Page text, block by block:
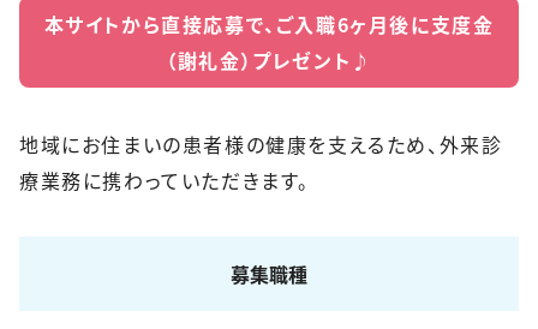
本サイトから直接応募で、ご入職6ヶ月後に支度金
（謝礼金）プレゼント♪
地域にお住まいの患者様の健康を支えるため、外来診
療業務に携わっていただきます。
募集職種